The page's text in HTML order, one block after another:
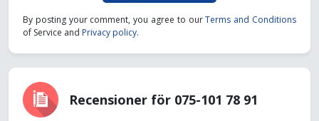
By posting your comment, you agree to ourTerms and Conditions
of Service and Privacy policy.
Recensioner för 075-101 78 91